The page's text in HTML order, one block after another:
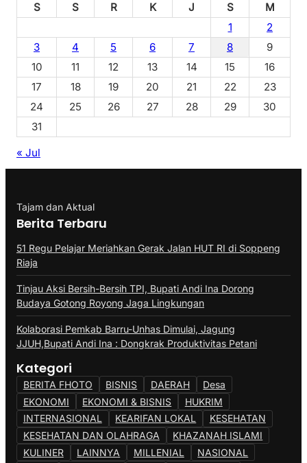
S
S R K J S
M
1
2
3
4 5 6 7 8
9
10
11 12 13 14 15
16
17
18 19 20 21 22
23
24
25 26 27 28 29
30
31
« Jul
Tajam dan Aktual
Berita Terbaru
51 Regu Pelajar Meriahkan Gerak Jalan HUT RI di Soppeng
Riaja
Tinjau Aksi Bersih-Bersih TPI, Bupati Andi Ina Dorong
Budaya Gotong Royong Jaga Lingkungan
Kolaborasi Pemkab Barru-Unhas Dimulai, Jagung
JJUH,Bupati Andi Ina : Dongkrak Produktivitas Petani
Kategori
BERITA FHOTO BISNIS DAERAH
Desa
EKONOMI
EKONOMI & BISNIS
HUKRIM
INTERNASIONAL
KEARIFAN LOKAL
KESEHATAN
KESEHATAN DAN OLAHRAGA
KHAZANAH ISLAMI
KULINER
LAINNYA MILLENIAL NASIONAL